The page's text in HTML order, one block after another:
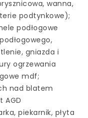
wanna,
podtynkowe);
podłogowe
gniazda i
ogrzewania
mdf;
nad blatem
AGD
piekarnik, płyta